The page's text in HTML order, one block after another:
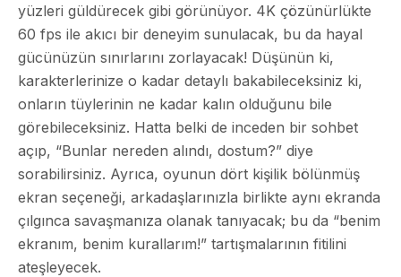
yüzleri güldürecek gibi görünüyor. 4K çözünürlükte
60 fps ile akıcı bir deneyim sunulacak, bu da hayal
gücünüzün sınırlarını zorlayacak! Düşünün ki,
karakterlerinize o kadar detaylı bakabileceksiniz ki,
onların tüylerinin ne kadar kalın olduğunu bile
görebileceksiniz. Hatta belki de inceden bir sohbet
açıp, “Bunlar nereden alındı, dostum?” diye
sorabilirsiniz. Ayrıca, oyunun dört kişilik bölünmüş
ekran seçeneği, arkadaşlarınızla birlikte aynı ekranda
çılgınca savaşmanıza olanak tanıyacak; bu da “benim
ekranım, benim kurallarım!” tartışmalarının fitilini
ateşleyecek.